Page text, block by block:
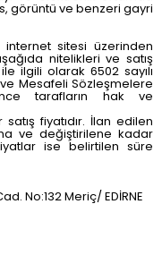
görüntü ve benzeri gayri
internet sitesi üzerinden
nitelikleri ve satış
ilgili olarak 6502 sayılı
Mesafeli Sözleşmelere
tarafların hak ve
fiyatıdır. İlan edilen
ve değiştirilene kadar
ise belirtilen süre
No:132 Meriç/ EDİRNE